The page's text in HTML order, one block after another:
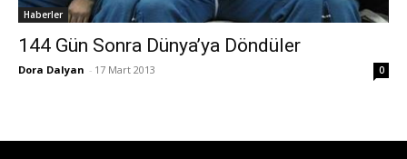
Haberler
144 Gün Sonra Dünya’ya Döndüler
Dora Dalyan - 17 Mart 2013 0